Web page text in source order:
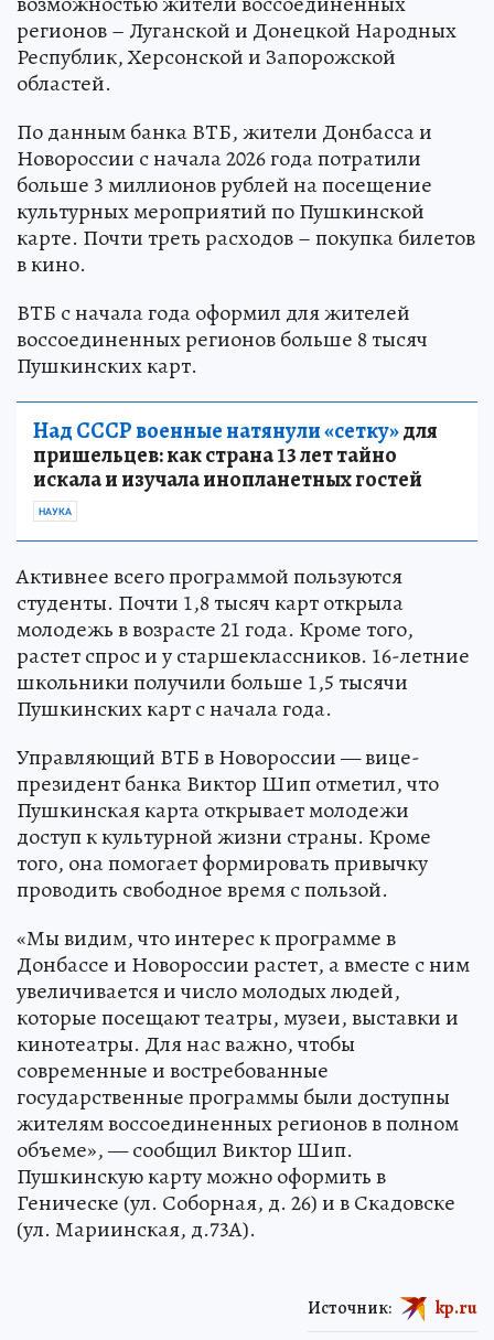
регионов – Луганской и Донецкой Народных
Республик, Херсонской и Запорожской
областей.
По данным банка ВТБ, жители Донбасса и
Новороссии с начала 2026 года потратили
больше 3 миллионов рублей на посещение
культурных мероприятий по Пушкинской
карте. Почти треть расходов – покупка билетов
в кино.
ВТБ с начала года оформил для жителей
воссоединенных регионов больше 8 тысяч
Пушкинских карт.
Над СССР военные натянули «сетку»для
пришельцев: как страна 13 лет тайно
искала и изучала инопланетных гостей
НАУКА
Активнее всего программой пользуются
студенты. Почти 1,8 тысяч карт открыла
молодежь в возрасте 21 года. Кроме того,
растет спрос и у старшеклассников. 16-летние
школьники получили больше 1,5 тысячи
Пушкинских карт с начала года.
Управляющий ВТБ в Новороссии — вице-
президент банка Виктор Шип отметил, что
Пушкинская карта открывает молодежи
доступ к культурной жизни страны. Кроме
того, она помогает формировать привычку
проводить свободное время с пользой.
«Мы видим, что интерес к программе в
Донбассе и Новороссии растет, а вместе с ним
увеличивается и число молодых людей,
которые посещают театры, музеи, выставки и
кинотеатры. Для нас важно, чтобы
современные и востребованные
государственные программы были доступны
жителям воссоединенных регионов в полном
объеме», — сообщил Виктор Шип.
Пушкинскую карту можно оформить в
Геническе (ул. Соборная, д. 26) и в Скадовске
(ул. Мариинская, д.73А).
Источник: kp.ru